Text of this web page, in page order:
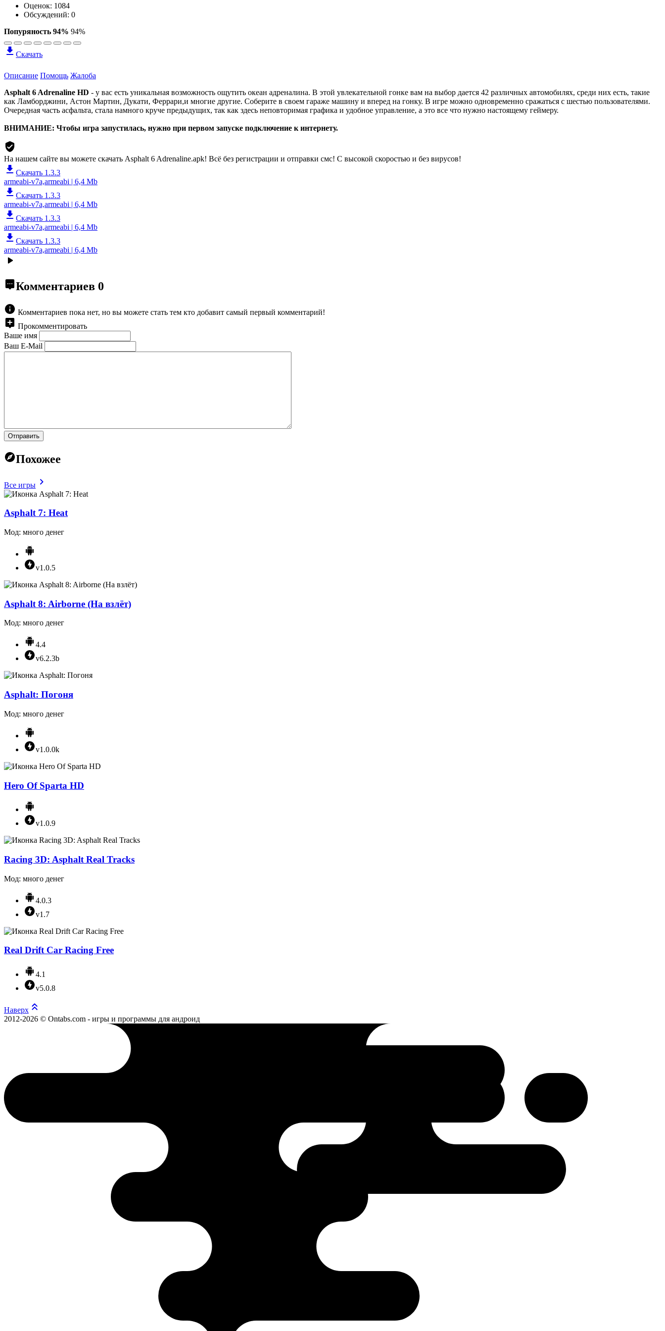
Оценок: 1084
Обсуждений: 0
Попуряность 94% 94%
Скачать
Описание Помощь Жалоба
Asphalt 6 Adrenaline HD - у вас есть уникальная возможность ощутить океан адреналина. В этой увлекательной гонке вам на выбор дается 42 различных автомобилях, среди них есть, такие
как Ламборджини, Астон Мартин, Дукати, Феррари,и многие другие. Соберите в своем гараже машину и вперед на гонку. В игре можно одновременно сражаться с шестью пользователями.
Очередная часть асфальта, стала намного круче предыдущих, так как здесь неповторимая графика и удобное управление, а это все что нужно настоящему геймеру.
ВНИМАНИЕ: Чтобы игра запустилась, нужно при первом запуске подключение к интернету.
На нашем сайте вы можете скачать Asphalt 6 Adrenaline.apk! Всё без регистрации и отправки смс! С высокой скоростью и без вирусов!
Скачать 1.3.3
armeabi-v7a,armeabi | 6,4 Mb
Скачать 1.3.3
armeabi-v7a,armeabi | 6,4 Mb
Скачать 1.3.3
armeabi-v7a,armeabi | 6,4 Mb
Скачать 1.3.3
armeabi-v7a,armeabi | 6,4 Mb
Комментариев 0
Комментариев пока нет, но вы можете стать тем кто добавит самый первый комментарий!
Прокомментировать
Ваше имя
Ваш E-Mail
Отправить
Похожее
Все игры
Asphalt 7: Heat
Мод: много денег
v1.0.5
Asphalt 8: Airborne (На взлёт)
Мод: много денег
4.4
v6.2.3b
Asphalt: Погоня
Мод: много денег
v1.0.0k
Hero Of Sparta HD
v1.0.9
Racing 3D: Asphalt Real Tracks
Мод: много денег
4.0.3
v1.7
Real Drift Car Racing Free
4.1
v5.0.8
Наверх
2012-2026 © Ontabs.com - игры и программы для андроид